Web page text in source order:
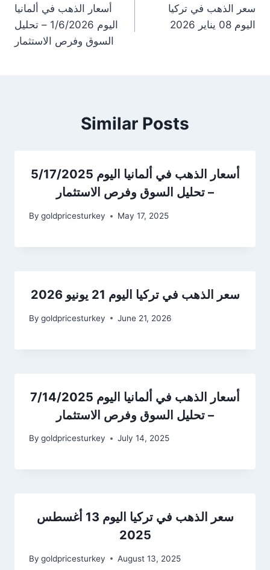
أسعار الذهب في ألمانيا
اليوم 1/6/2026 – تحليل
السوق وفرص الاستثمار
سعر الذهب في تركيا
اليوم 08 يناير 2026
Similar Posts
أسعار الذهب في ألمانيا اليوم 5/17/2025
– تحليل السوق وفرص الاستثمار
By goldpricesturkey May 17, 2025
سعر الذهب في تركيا اليوم 21 يونيو 2026
By goldpricesturkey June 21, 2026
أسعار الذهب في ألمانيا اليوم 7/14/2025
– تحليل السوق وفرص الاستثمار
By goldpricesturkey July 14, 2025
سعر الذهب في تركيا اليوم 13 أغسطس
2025
By goldpricesturkey August 13, 2025